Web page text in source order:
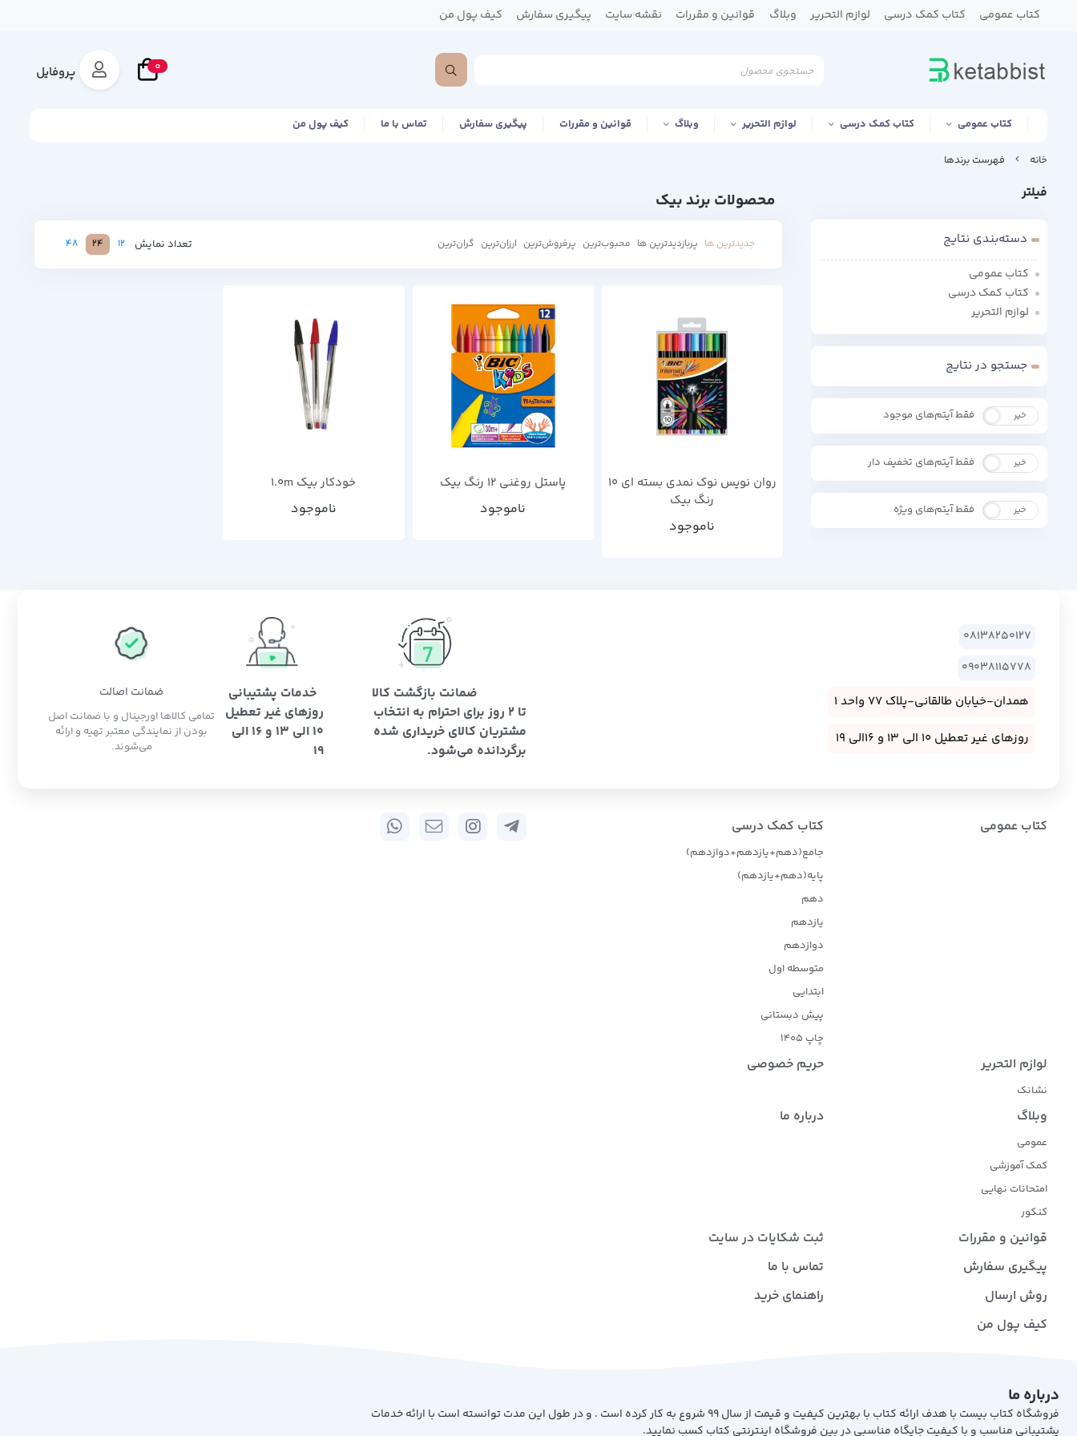
کتاب عمومی کتاب کمک درسی لوازم التحریر وبلاگ قوانین و مقررات نقشه سایت پیگیری سفارش کیف پول من
0 پروفایل
کتاب عمومی کتاب کمک درسی لوازم التحریر وبلاگ قوانین و مقررات پیگیری سفارش تماس با ما کیف پول من
خانه فهرست برندها
فیلتر
دسته‌بندی نتایج
کتاب عمومی
کتاب کمک درسی
لوازم التحریر
جستجو در نتایج
بله خیر فقط آیتم‌های موجود
بله خیر فقط آیتم‌های تخفیف دار
بله خیر فقط آیتم‌های ویژه
محصولات برند بیک
جدیدترین ها پربازدیدترین ها محبوب‌‌ترین پرفروش‌ترین ارزان‌ترین گران‌ترین تعداد نمایش 12
24
48
روان نویس نوک نمدی بسته ای 10
رنگ بیک
ناموجود
پاستل روغنی 12 رنگ بیک
ناموجود
خودکار بیک 1.0m
ناموجود
08138250127
09038115778
همدان-خیابان طالقانی-پلاک 77 واحد 1
روزهای غیر تعطیل 10 الی 13 و 16الی 19
ضمانت بازگشت کالا
تا 2 روز برای احترام به انتخاب
مشتریان کالای خریداری شده
برگردانده می‌شود.
خدمات پشتیبانی
روزهای غیر تعطیل
10 الی 13 و 16 الی
19
ضمانت اصالت
تمامی کالاها اورجینال و با ضمانت اصل
بودن از نمایندگی معتبر تهیه و ارائه
می‌شوند.
کتاب عمومی کتاب کمک درسی
جامع(دهم+یازدهم+دوازدهم)
پایه(دهم+یازدهم)
دهم
یازدهم
دوازدهم
متوسطه اول
ابتدایی
پیش دبستانی
چاپ 1405
لوازم التحریر
نشانک
حریم خصوصی
وبلاگ
عمومی
کمک آموزشی
امتحانات نهایی
کنکور
درباره ما
قوانین و مقررات
ثبت شکایات در سایت
پیگیری سفارش
تماس با ما
روش ارسال
راهنمای خرید
کیف پول من
درباره ما
فروشگاه کتاب بیست با هدف ارائه کتاب با بهترین کیفیت و قیمت از سال 99 شروع به کار کرده است . و در طول این مدت توانسته است با ارائه خدمات
پشتیبانی مناسب و با کیفیت جایگاه مناسبی در بین فروشگاه اینترنتی کتاب کسب نمایید.